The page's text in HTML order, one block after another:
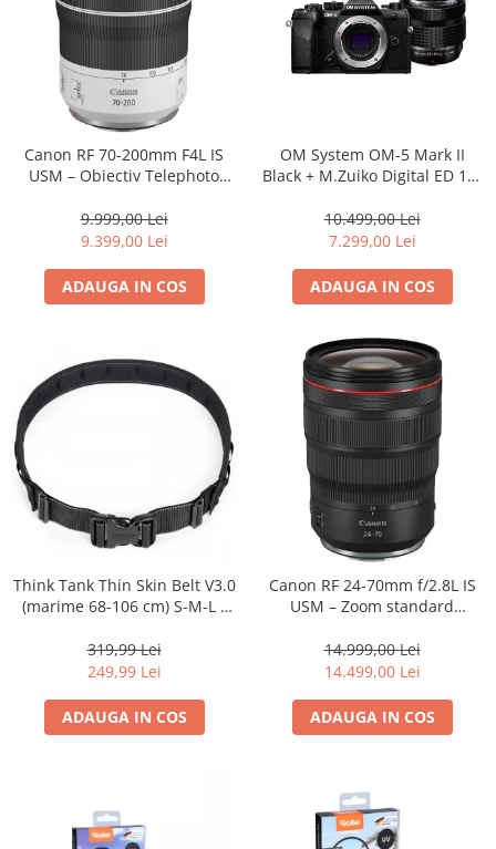
Carcase de tip Cage, pentru
integrare in sisteme video
complexe
Curatare Senzor
Huse de ploaie
Microfoane / Reportofoane
Nivela patina
Transmitator de fisiere fara fir
Vizor
Accesorii diverse
Genti foto
Genti Holster TopLoader
Genti, Troller Video
Rucsacuri Foto
Only One Shoulder - SlingShot
Tocuri si huse protectie aparate
Hamuri si Centuri foto
Curele Aparat - Umar
Genti Laptop si iPad
Hand Strap / Grip
Troller
Video / Camere si accesorii
Camere video profesionale
Canon RF 70-200mm F4L IS
USM – Obiectiv Telephoto
9.999,00 Lei
9.399,00 Lei
ADAUGA IN COS
OM System OM-5 Mark II
Black + M.Zuiko Digital ED 12-
camera mirrorless Micro Four
Thirds 20.4MP
10.499,00 Lei
7.299,00 Lei
ADAUGA IN COS
Think Tank Thin Skin Belt V3.0
(marime 68-106 cm) S-M-L -
319,99 Lei
249,99 Lei
ADAUGA IN COS
Canon RF 24-70mm f/2.8L IS
USM – Zoom standard
14.999,00 Lei
14.499,00 Lei
ADAUGA IN COS